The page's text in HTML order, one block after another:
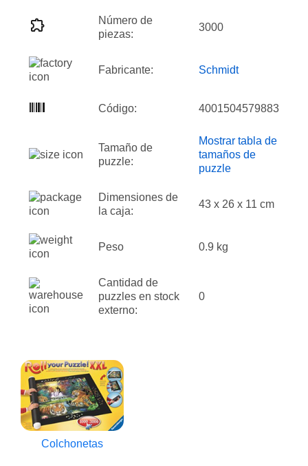
Número de
piezas:
3000
Fabricante: Schmidt
Código: 4001504579883
Tamaño de
puzzle:
Mostrar tabla de
tamaños de
puzzle
Dimensiones de
la caja:
43 x 26 x 11 cm
Peso 0.9 kg
Cantidad de
puzzles en stock
externo:
0
Colchonetas